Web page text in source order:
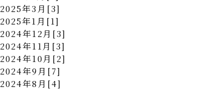
2025年3月[3]
2025年1月[1]
2024年12月[3]
2024年11月[3]
2024年10月[2]
2024年9月[7]
2024年8月[4]